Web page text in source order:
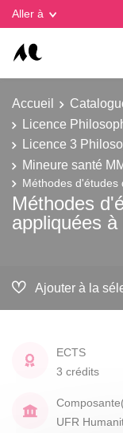
Aller à
Accueil
Licence
Licence 3
Mineure santé
Méthodes d'études
Méthodes
appliquées
Ajouter à la
ECTS
3 crédits
UFR
Gestion des cookies